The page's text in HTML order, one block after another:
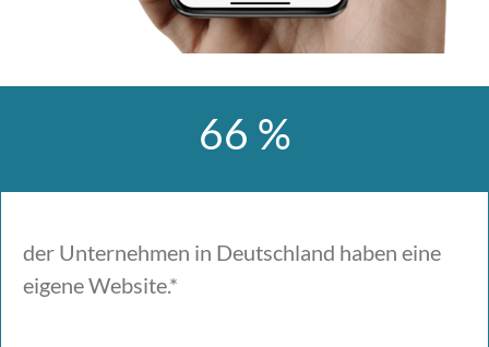
66 %
der Unternehmen in Deutschland haben eine
eigene Website.*